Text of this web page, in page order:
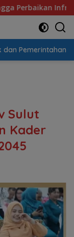
Infrastruktur
dan Pemerintahan
Sulut
Kader